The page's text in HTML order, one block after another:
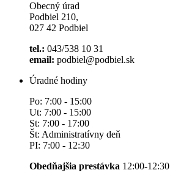
Obecný úrad
Podbiel 210,
027 42 Podbiel
tel.: 043/538 10 31
email: podbiel@podbiel.sk
Úradné hodiny
Po: 7:00 - 15:00
Ut: 7:00 - 15:00
St: 7:00 - 17:00
Št: Administratívny deň
PI: 7:00 - 12:30
Obedňajšia prestávka 12:00-12:30